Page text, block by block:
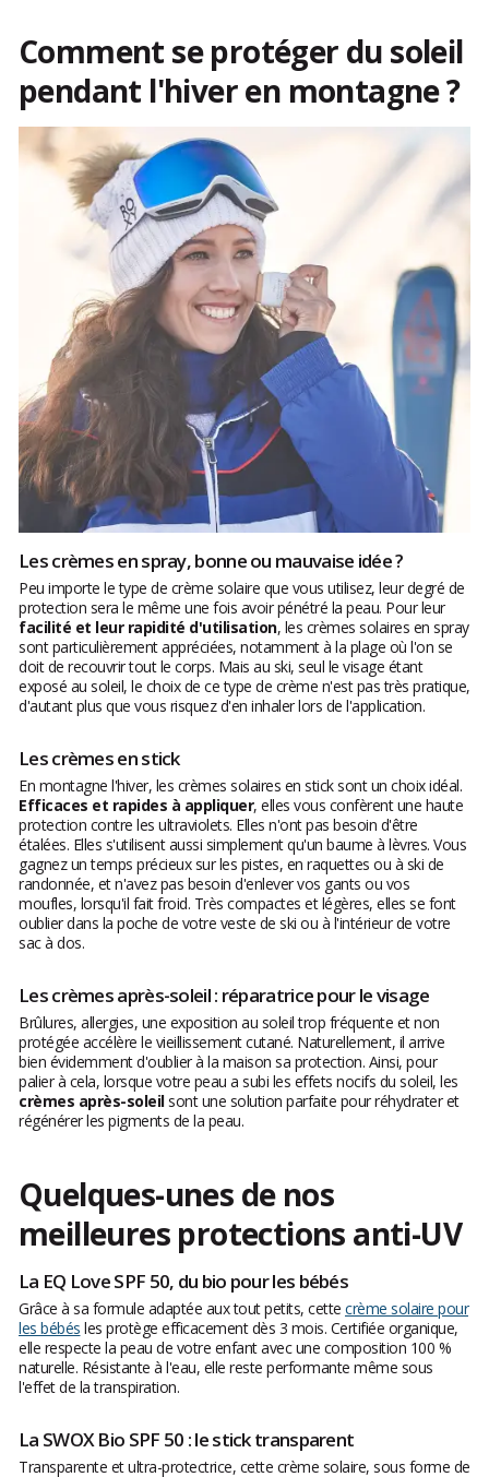
Comment se protéger du soleil
pendant l'hiver en montagne ?
Les crèmes en spray, bonne ou mauvaise idée ?
Peu importe le type de crème solaire que vous utilisez, leur degré de
protection sera le même une fois avoir pénétré la peau. Pour leur
facilité et leur rapidité d'utilisation, les crèmes solaires en spray
sont particulièrement appréciées, notamment à la plage où l'on se
doit de recouvrir tout le corps. Mais au ski, seul le visage étant
exposé au soleil, le choix de ce type de crème n'est pas très pratique,
d'autant plus que vous risquez d'en inhaler lors de l'application.
Les crèmes en stick
En montagne l'hiver, les crèmes solaires en stick sont un choix idéal.
Efficaces et rapides à appliquer, elles vous confèrent une haute
protection contre les ultraviolets. Elles n'ont pas besoin d'être
étalées. Elles s'utilisent aussi simplement qu'un baume à lèvres. Vous
gagnez un temps précieux sur les pistes, en raquettes ou à ski de
randonnée, et n'avez pas besoin d'enlever vos gants ou vos
moufles, lorsqu'il fait froid. Très compactes et légères, elles se font
oublier dans la poche de votre veste de ski ou à l'intérieur de votre
sac à dos.
Les crèmes après-soleil : réparatrice pour le visage
Brûlures, allergies, une exposition au soleil trop fréquente et non
protégée accélère le vieillissement cutané. Naturellement, il arrive
bien évidemment d'oublier à la maison sa protection. Ainsi, pour
palier à cela, lorsque votre peau a subi les effets nocifs du soleil, les
crèmes après-soleilsont une solution parfaite pour réhydrater et
régénérer les pigments de la peau.
Quelques-unes de nos
meilleures protections anti-UV
La EQ Love SPF 50, du bio pour les bébés
Grâce à sa formule adaptée aux tout petits, cette crème solaire pour
les bébés les protège efficacement dès 3 mois. Certifiée organique,
elle respecte la peau de votre enfant avec une composition 100 %
naturelle. Résistante à l'eau, elle reste performante même sous
l'effet de la transpiration.
La SWOX Bio SPF 50 : le stick transparent
Transparente et ultra-protectrice, cette crème solaire, sous forme de